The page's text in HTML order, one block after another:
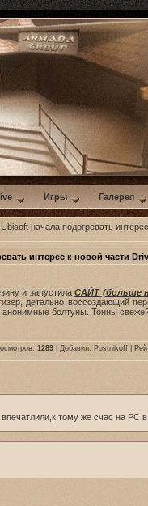
Игры Галерея
начала подогревать
интерес к новой части
и запустилаСАЙТ (больше
детально воссоздающий
болтуны. Тонны
1289 | Добавил: Postnikoff |
тому же счас на